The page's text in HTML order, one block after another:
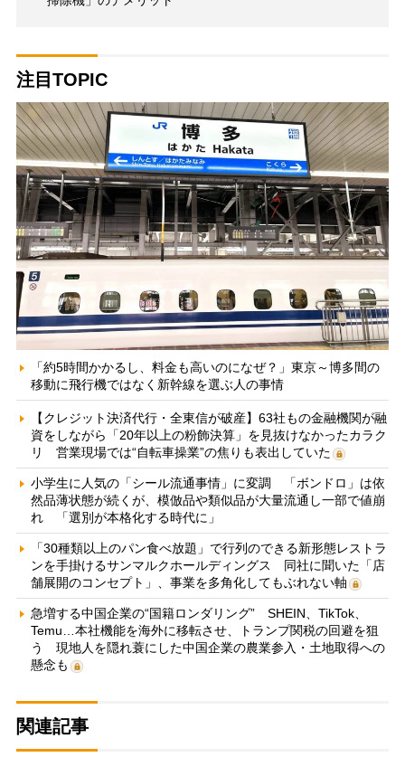
注目TOPIC
「約5時間かかるし、料金も高いのになぜ？」東京～博多間の
移動に飛行機ではなく新幹線を選ぶ人の事情
【クレジット決済代行・全東信が破産】63社もの金融機関が融
資をしながら「20年以上の粉飾決算」を見抜けなかったカラク
リ 営業現場では“自転車操業”の焦りも表出していた
小学生に人気の「シール流通事情」に変調 「ボンドロ」は依
然品薄状態が続くが、模倣品や類似品が大量流通し一部で値崩
れ 「選別が本格化する時代に」
「30種類以上のパン食べ放題」で行列のできる新形態レストラ
ンを手掛けるサンマルクホールディングス 同社に聞いた「店
舗展開のコンセプト」、事業を多角化してもぶれない軸
急増する中国企業の“国籍ロンダリング” SHEIN、TikTok、
Temu…本社機能を海外に移転させ、トランプ関税の回避を狙
う 現地人を隠れ蓑にした中国企業の農業参入・土地取得への
懸念も
関連記事